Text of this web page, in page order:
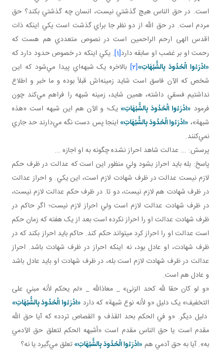
است. در حق الناس هيچ گذشتي نيست، انسان چه گذشتي بکند؟ حق
مردم است. در حق الله از دو نظر جا براي گذشت است يکي اينکه ذات
اقدس الهی ارحم الراحمين است در نصوص متعددي هم هست که
رحمت او بر غضب او سابقه دارد[1] . يکي اينکه در خصوص حدود دارد که
«ادْرَءُوا الْحُدُودَ بِالشُّبُهَاتِ»[2] بالاخره يک شبهه‌اي پيدا مي‌شود که اين
شخص که الآن فاسق است شايد زمينه‌اش قبلاً بوده و ما خبر و اطلاع
نداشتيم فسقي داشته، همين شايد، زمينه شبهه را فراهم مي‌کند چون
فرمود «ادْرَءُوا الْحُدُودَ بِالشُّبُهَاتِ» يک؛ و الآن هم اين شبهه است «هذه
شبهة»، «ادْرَءُوا الْحُدُودَ بِالشُّبُهَاتِ» اينجا پس دست نگه مي‌دارند حد جاري
نمي‌کنند.
پرسش: ... عدالت شاهد احراز نشده چگونه به او اجازه ...
پاسخ: بله بايد احراز بشود ولي منظور اين است که عدالت در ظرف حکم
لازم نيست عدالت در ظرف شهادت لازم است، اين يکي. و احراز عدالت
در ظرف شهادت هم لازم نيست، دو تا. در ظرف حکم عدالت لازم نيست،
در ظرف شهادت عدالت لازم است ولي احراز لازم نيست؛ اگر حاکم در
ظرف شهادت عدالت او را احراز نکرده است بعد از يک هفته که زمان حکم
است عدالت او را احراز کرد می­تواند حکم کند. حاکم بايد احراز بکند که در
ظرف شهادت، او عادل بود، نه اينکه احراز در ظرف شهادت باشد. احراز
عدالت در ظرف شهادت لازم است بله، در ظرف شهادت او بايد عادل باشد
و عادل هم است.
«و لو كان حقا لله كحد الزنى» _ معاذالله _ «لم يحكم لأنه مبني على
التخفيف» يک دليل «و لأنه نوع شبهة» که دارد «ادْرَءُوا الْحُدُودَ بِالشُّبُهَاتِ»
دليل ديگر. «و في الحكم بحد القذف و القصاص تردد» که آيا حق الله
مقدم است يا حق الناس مقدم است «أشبهه الحكم لتعلق حق الآدمي
به». آيا به حق آدمي هم «ادْرَءُوا الْحُدُودَ بِالشُّبُهَاتِ»تعلق مي‌گيرد يا نه؟